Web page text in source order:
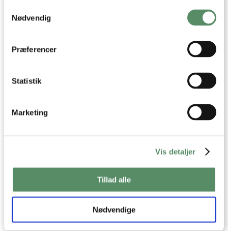
Indsamle præcise oplysninger om din placering,
der kan være nøjagtig inden for få meter
Identificere din enhed baseret på en scanning af
Nødvendig
Præferencer
Statistik
Marketing
Vis detaljer
Tillad alle
Nødvendige
OM VALDEMARSRO
Jeg hedder Ann-Christine, og det er mig der står
bag opskrifterne her på Valdemarsro.